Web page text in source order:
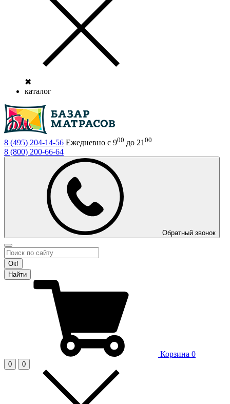
✖
каталог
8 (495) 204-14-56 Ежедневно с 900 до 21 00
8 (800) 200-66-64
Обратный звонок
Ок!
Найти
Корзина 0
0 0